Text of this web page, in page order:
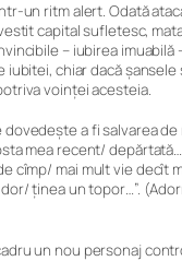
un ritm alert. Odată
capital sufletesc,
– iubirea imuabilă
chiar dacă șansele
voinței acesteia.
dovedește a fi salvarea
mea recent/
cîmp/ mai mult vie decît
ținea un topor…”.
un nou personaj